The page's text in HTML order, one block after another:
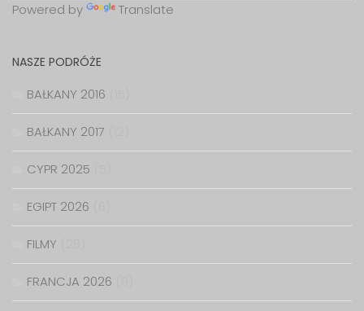
Powered by Translate
NASZE PODRÓŻE
BAŁKANY 2016
BAŁKANY 2017
CYPR 2025
EGIPT 2026
FILMY
FRANCJA 2026